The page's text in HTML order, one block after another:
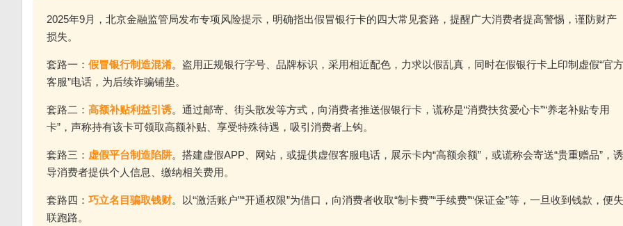
2025年9月，北京金融监管局发布专项风险提示，明确指出假冒银行卡的四大常见套路，提醒广大消费者提高警惕，谨防财产
损失。
套路一： 假冒银行制造混淆。盗用正规银行字号、品牌标识，采用相近配色，力求以假乱真，同时在假银行卡上印制虚假“官方
客服”电话，为后续诈骗铺垫。
套路二： 高额补贴利益引诱。通过邮寄、街头散发等方式，向消费者推送假银行卡，谎称是“消费扶贫爱心卡”“养老补贴专用
卡”，声称持有该卡可领取高额补贴、享受特殊待遇，吸引消费者上钩。
套路三： 虚假平台制造陷阱。搭建虚假APP、网站，或提供虚假客服电话，展示卡内“高额余额”，或谎称会寄送“贵重赠品”，诱
导消费者提供个人信息、缴纳相关费用。
套路四： 巧立名目骗取钱财。以“激活账户”“开通权限”为借口，向消费者收取“制卡费”“手续费”“保证金”等，一旦收到钱款，便失
联跑路。